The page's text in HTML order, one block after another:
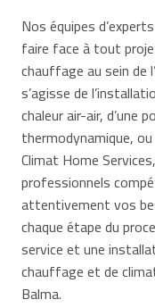
Nos équipes
faire face à tout
chauffage au sein de
s’agisse de
chaleur air-air, d’une
thermodynamique,
Climat Home
professionnels
attentivement vos
chaque étape du
service et une
chauffage et de
Balma.